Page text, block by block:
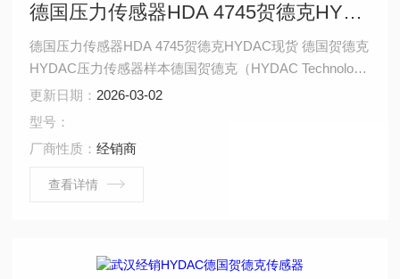
德国压力传感器HDA 4745贺德克HYDAC现货
德国压力传感器HDA 4745贺德克HYDAC现货 德国贺德克
HYDAC压力传感器样本德国贺德克（HYDAC Technology
GmbH）拥有40多年自动化经验，专业生产用于流体过滤
技术、液压控制技术、电子测量技术的元件和装置，是世
电磁铁、液压系统总成等产品的液压件制造商。
更新日期： 2026-03-02
型号：
厂商性质：经销商
查看详情